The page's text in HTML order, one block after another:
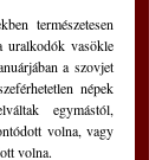
természetesen
uralkodók vasökle
a szovjet
népek
egymástól,
volna, vagy
volna.